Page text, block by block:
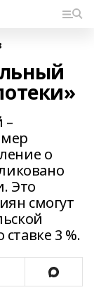
–
о
Это
смогут
3 %.